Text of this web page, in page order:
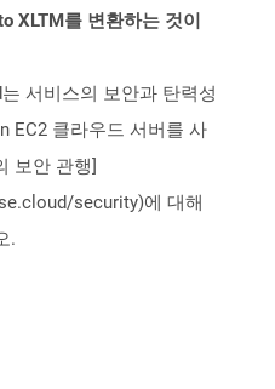
XLTM를 변환하는 것이
서비스의 보안과 탄력성
EC2 클라우드 서버를 사
보안 관행]
security)에 대해
.